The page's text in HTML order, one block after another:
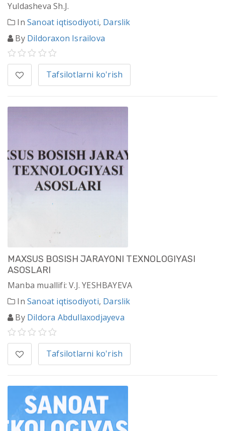
Yuldasheva Sh.J.
InSanoat iqtisodiyoti, Darslik
By Dildoraxon Israilova
Tafsilotlarni ko'rish
MAXSUS BOSISH JARAYONI TEXNOLOGIYASI
ASOSLARI
Manba muallifi: V.J. YESHBAYEVA
InSanoat iqtisodiyoti, Darslik
By Dildora Abdullaxodjayeva
Tafsilotlarni ko'rish